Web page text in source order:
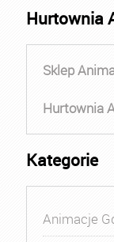
Hurtownia
Sklep
Hurtownia
Kategorie
Animacje